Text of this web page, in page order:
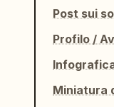
Post sui
Profilo /
Miniatura